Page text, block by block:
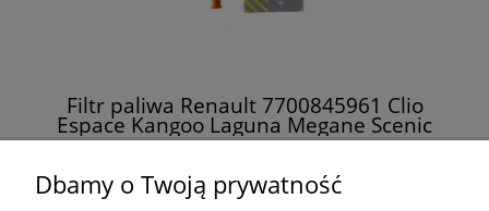
Filtr paliwa Renault 7700845961 Clio
Espace Kangoo Laguna Megane Scenic
Thalia Twingo
Dbamy o Twoją prywatność